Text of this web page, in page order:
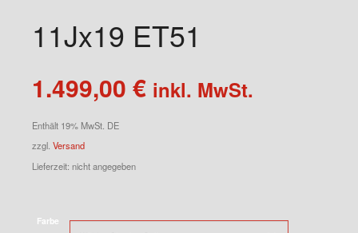
11Jx19 ET51
1.499,00 € inkl. MwSt.
Enthält 19% MwSt. DE
zzgl. Versand
Lieferzeit: nicht angegeben
Farbe